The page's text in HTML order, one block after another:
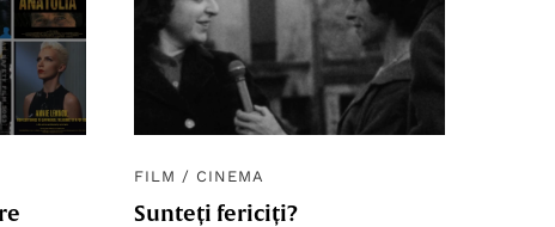
FILM / CINEMA
Sunteți fericiți?